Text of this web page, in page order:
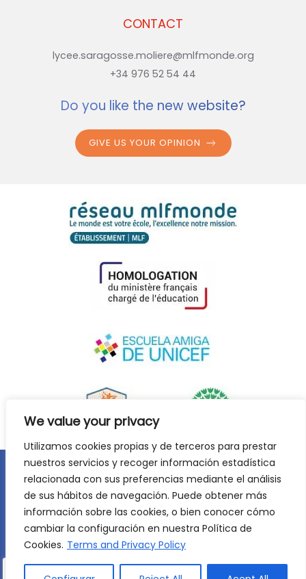
We value your privacy
Utilizamos cookies propias y de terceros para prestar
nuestros servicios y recoger información estadística
relacionada con sus preferencias mediante el análisis
de sus hábitos de navegación. Puede obtener más
información sobre las cookies, o bien conocer cómo
cambiar la configuración en nuestra Política de
Cookies. Terms and Privacy Policy
CONTACT
lycee.saragosse.moliere@mlfmonde.org
+34 976 52 54 44
Do you like the new website?
GIVE US YOUR OPINION
Legal notice Privacy policy Cookie Policy
©2026Lycée Français Molière de Saragossa. All rights
reserved. Web development: Jiménez Carbó Digital.